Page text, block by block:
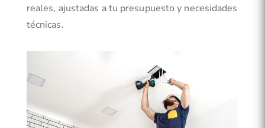
reales, ajustadas a tu presupuesto y necesidades
técnicas.